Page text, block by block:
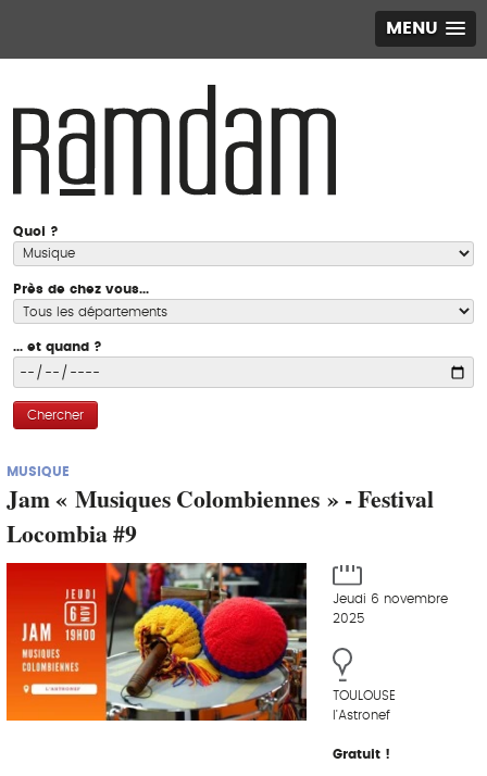
MENU
Quoi ?
Près de chez vous...
... et quand ?
Chercher
MUSIQUE
Jam « Musiques Colombiennes » - Festival
Locombia #9
Jeudi 6 novembre
2025
TOULOUSE
l'Astronef
Gratuit !